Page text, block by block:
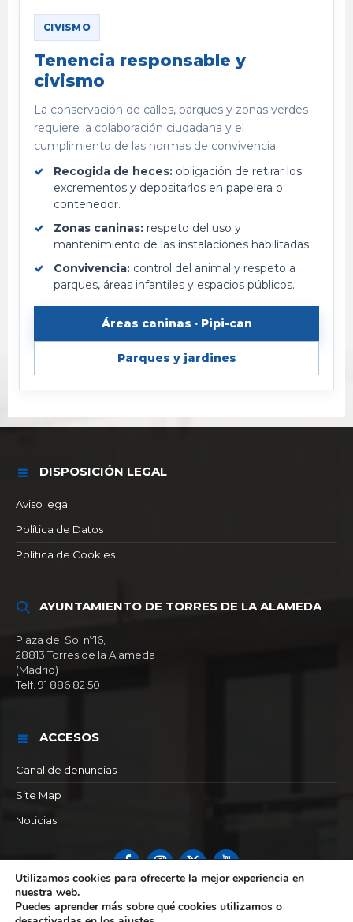
CIVISMO
Tenencia responsable y
civismo
La conservación de calles, parques y zonas verdes
requiere la colaboración ciudadana y el
cumplimiento de las normas de convivencia.
Recogida de heces: obligación de retirar los
excrementos y depositarlos en papelera o
contenedor.
Zonas caninas: respeto del uso y
mantenimiento de las instalaciones habilitadas.
Convivencia: control del animal y respeto a
parques, áreas infantiles y espacios públicos.
Áreas caninas · Pipi-can
Parques y jardines
DISPOSICIÓN LEGAL
Aviso legal
Política de Datos
Política de Cookies
AYUNTAMIENTO DE TORRES DE LA ALAMEDA
Plaza del Sol nº16,
28813 Torres de la Alameda
(Madrid)
Telf. 91 886 82 50
ACCESOS
Canal de denuncias
Site Map
Noticias
FacebookInstagram
X YouTube
Utilizamos cookies para ofrecerte la mejor experiencia en
nuestra web.
Puedes aprender más sobre qué cookies utilizamos o